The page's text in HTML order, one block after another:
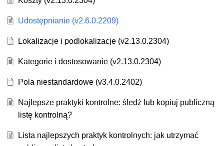
Udostępnianie (v2.6.0.2209)
Lokalizacje i podlokalizacje (v2.13.0.2304)
Kategorie i dostosowanie (v2.13.0.2304)
Pola niestandardowe (v3.4.0.2402)
Najlepsze praktyki kontrolne: śledź lub kopiuj publiczną
listę kontrolną?
Lista najlepszych praktyk kontrolnych: jak utrzymać